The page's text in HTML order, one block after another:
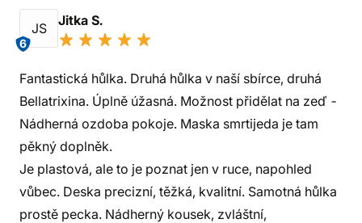
JS
6
Jitka S.
Fantastická hůlka. Druhá hůlka v naší sbírce, druhá
Bellatrixina. Úplně úžasná. Možnost přidělat na zeď -
Nádherná ozdoba pokoje. Maska smrtijeda je tam
pěkný doplněk.
Je plastová, ale to je poznat jen v ruce, napohled
vůbec. Deska precizní, těžká, kvalitní. Samotná hůlka
prostě pecka. Nádherný kousek, zvláštní,